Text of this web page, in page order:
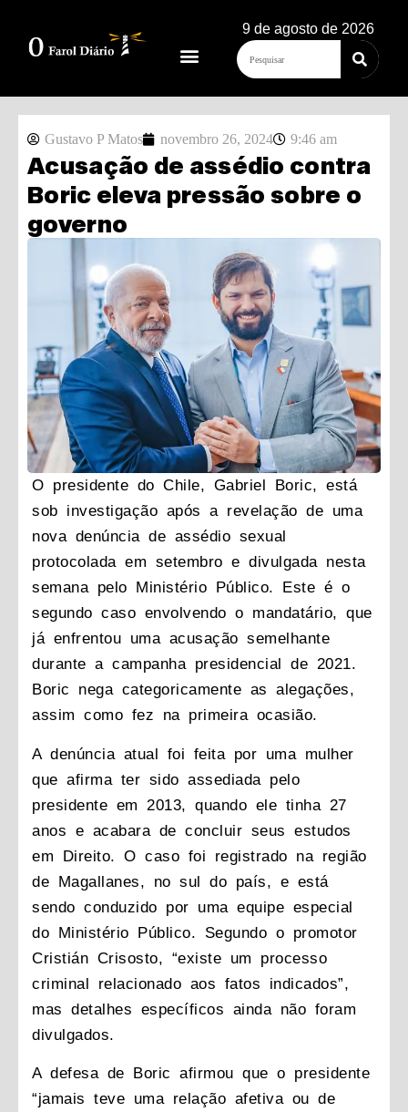
9 de agosto de 2026
Gustavo P Matos novembro 26, 2024 9:46 am
Acusação de assédio contra
Boric eleva pressão sobre o
governo
O presidente do Chile, Gabriel Boric, está
sob investigação após a revelação de uma
nova denúncia de assédio sexual
protocolada em setembro e divulgada nesta
semana pelo Ministério Público. Este é o
segundo caso envolvendo o mandatário, que
já enfrentou uma acusação semelhante
durante a campanha presidencial de 2021.
Boric nega categoricamente as alegações,
assim como fez na primeira ocasião.
A denúncia atual foi feita por uma mulher
que afirma ter sido assediada pelo
presidente em 2013, quando ele tinha 27
anos e acabara de concluir seus estudos
em Direito. O caso foi registrado na região
de Magallanes, no sul do país, e está
sendo conduzido por uma equipe especial
do Ministério Público. Segundo o promotor
Cristián Crisosto, “existe um processo
criminal relacionado aos fatos indicados”,
mas detalhes específicos ainda não foram
divulgados.
A defesa de Boric afirmou que o presidente
“jamais teve uma relação afetiva ou de